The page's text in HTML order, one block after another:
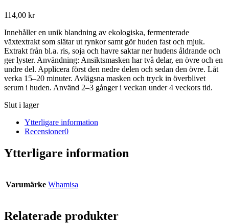
114,00 kr
Innehåller en unik blandning av ekologiska, fermenterade
växtextrakt som slätar ut rynkor samt gör huden fast och mjuk.
Extrakt från bl.a. ris, soja och havre saktar ner hudens åldrande och
ger lyster. Användning: Ansiktsmasken har två delar, en övre och en
undre del. Applicera först den nedre delen och sedan den övre. Låt
verka 15–20 minuter. Avlägsna masken och tryck in överblivet
serum i huden. Använd 2–3 gånger i veckan under 4 veckors tid.
Slut i lager
Ytterligare information
Recensioner0
Ytterligare information
Varumärke Whamisa
Relaterade produkter